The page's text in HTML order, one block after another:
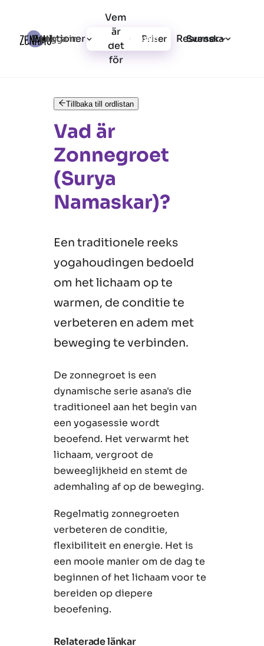
Funktioner
Vem
är
det
för
Priser Resurser
Logga in Registrera dig Svenska
Tillbaka till ordlistan
Vad är
Zonnegroet
(Surya
Namaskar)?
Een traditionele reeks
yogahoudingen bedoeld
om het lichaam op te
warmen, de conditie te
verbeteren en adem met
beweging te verbinden.
De zonnegroet is een
dynamische serie asana's die
traditioneel aan het begin van
een yogasessie wordt
beoefend. Het verwarmt het
lichaam, vergroot de
beweeglijkheid en stemt de
ademhaling af op de beweging.
Regelmatig zonnegroeten
verbeteren de conditie,
flexibiliteit en energie. Het is
een mooie manier om de dag te
beginnen of het lichaam voor te
bereiden op diepere
beoefening.
Relaterade länkar